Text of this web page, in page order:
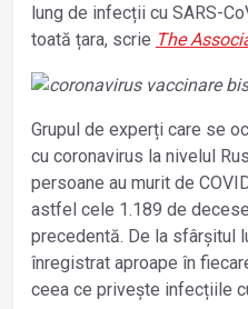
lung de infecții cu SARS-
toată țara, scrie The
Grupul de experți care se
cu coronavirus la nivelul
persoane au murit de
astfel cele 1.189 de
precedentă. De la sfârșitul
înregistrat aproape în
ceea ce privește infecțiile